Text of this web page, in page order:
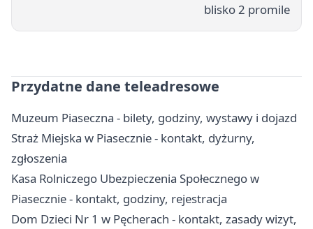
blisko 2 promile
Przydatne dane teleadresowe
Muzeum Piaseczna - bilety, godziny, wystawy i dojazd
Straż Miejska w Piasecznie - kontakt, dyżurny,
zgłoszenia
Kasa Rolniczego Ubezpieczenia Społecznego w
Piasecznie - kontakt, godziny, rejestracja
Dom Dzieci Nr 1 w Pęcherach - kontakt, zasady wizyt,